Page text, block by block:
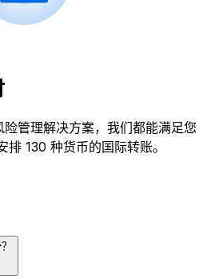
管理解决方案，我们都能满足您
130 种货币的国际转账。